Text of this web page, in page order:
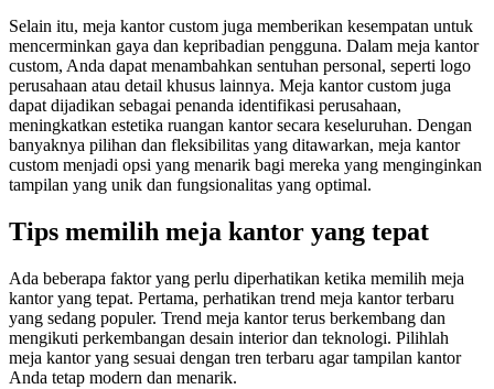
Selain itu, meja kantor custom juga memberikan kesempatan untuk
mencerminkan gaya dan kepribadian pengguna. Dalam meja kantor
custom, Anda dapat menambahkan sentuhan personal, seperti logo
perusahaan atau detail khusus lainnya. Meja kantor custom juga
dapat dijadikan sebagai penanda identifikasi perusahaan,
meningkatkan estetika ruangan kantor secara keseluruhan. Dengan
banyaknya pilihan dan fleksibilitas yang ditawarkan, meja kantor
custom menjadi opsi yang menarik bagi mereka yang menginginkan
tampilan yang unik dan fungsionalitas yang optimal.
Tips memilih meja kantor yang tepat
Ada beberapa faktor yang perlu diperhatikan ketika memilih meja
kantor yang tepat. Pertama, perhatikan trend meja kantor terbaru
yang sedang populer. Trend meja kantor terus berkembang dan
mengikuti perkembangan desain interior dan teknologi. Pilihlah
meja kantor yang sesuai dengan tren terbaru agar tampilan kantor
Anda tetap modern dan menarik.